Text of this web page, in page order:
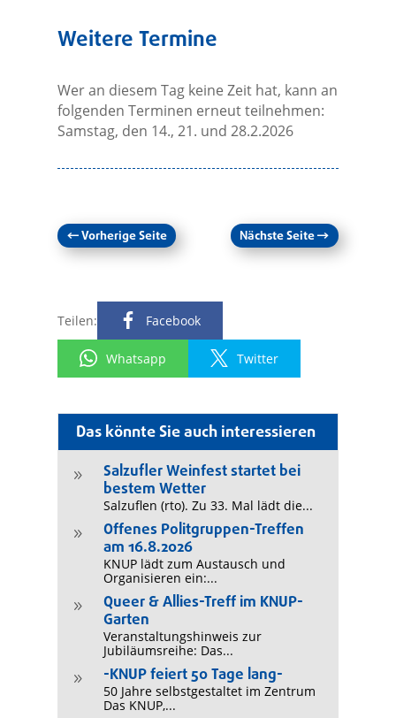
Das könnte Sie auch interessieren
9
Salzufler Weinfest startet bei
bestem Wetter
Salzuflen (rto). Zu 33. Mal lädt die...
9
Offenes Politgruppen-Treffen
am 16.8.2026
KNUP lädt zum Austausch und
Organisieren ein:...
9
Queer & Allies-Treff im KNUP-
Garten
Veranstaltungshinweis zur
Jubiläumsreihe: Das...
9 -KNUP feiert 50 Tage lang-
50 Jahre selbstgestaltet im Zentrum
Das KNUP,...
Weitere Termine
Wer an diesem Tag keine Zeit hat, kann an
folgenden Terminen erneut teilnehmen:
Samstag, den 14., 21. und 28.2.2026
←Vorherige Seite Nächste Seite→
Teilen: Facebook
Whatsapp Twitter